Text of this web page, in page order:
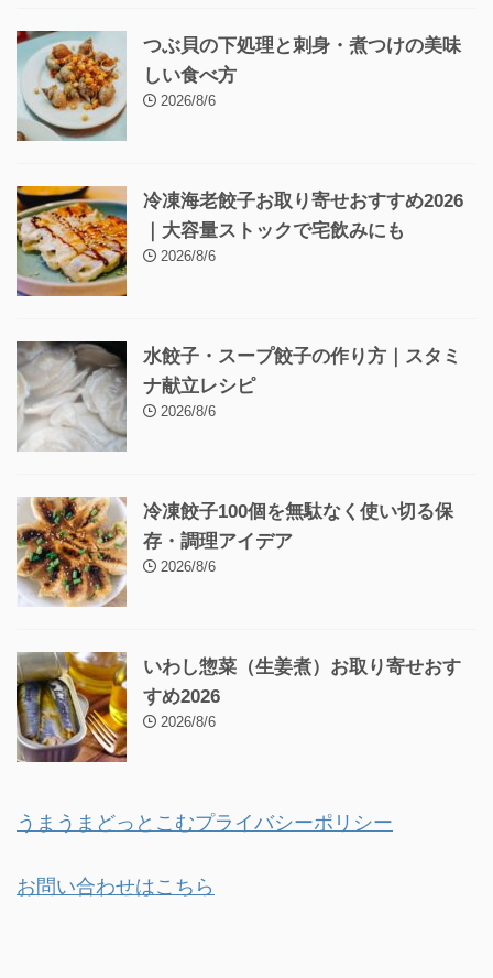
つぶ貝の下処理と刺身・煮つけの美味
しい食べ方
2026/8/6
冷凍海老餃子お取り寄せおすすめ2026
｜大容量ストックで宅飲みにも
2026/8/6
水餃子・スープ餃子の作り方｜スタミ
ナ献立レシピ
2026/8/6
冷凍餃子100個を無駄なく使い切る保
存・調理アイデア
2026/8/6
いわし惣菜（生姜煮）お取り寄せおす
すめ2026
2026/8/6
うまうまどっとこむプライバシーポリシー
お問い合わせはこちら